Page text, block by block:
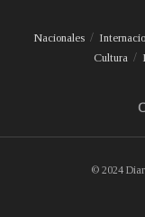
Nacionales
Cultura
© 2024